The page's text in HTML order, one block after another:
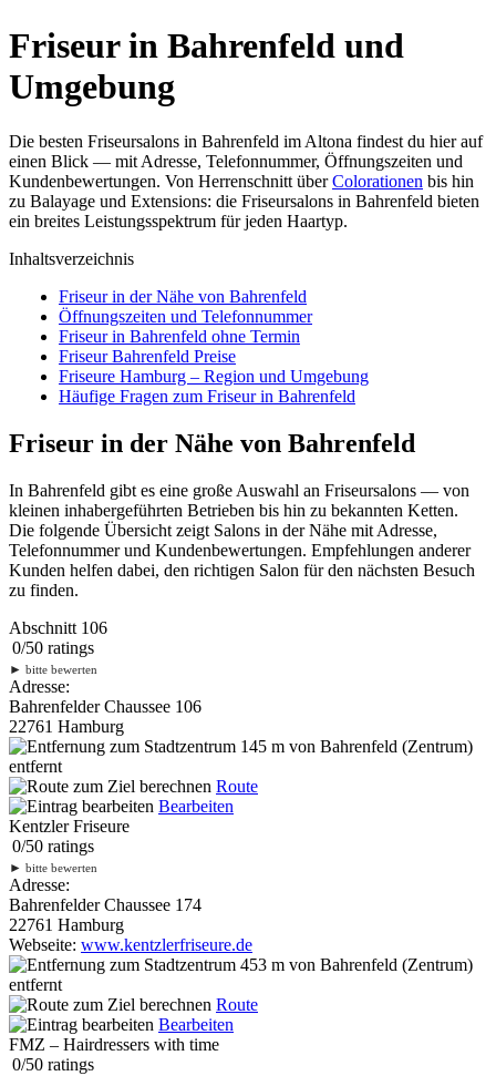
Friseur in Bahrenfeld und
Umgebung
Die besten Friseursalons in Bahrenfeld im Altona findest du hier auf
einen Blick — mit Adresse, Telefonnummer, Öffnungszeiten und
Kundenbewertungen. Von Herrenschnitt überColorationen bis hin
zu Balayage und Extensions: die Friseursalons in Bahrenfeld bieten
ein breites Leistungsspektrum für jeden Haartyp.
Inhaltsverzeichnis
Friseur in der Nähe von Bahrenfeld
Öffnungszeiten und Telefonnummer
Friseur in Bahrenfeld ohne Termin
Friseur Bahrenfeld Preise
Friseure Hamburg – Region und Umgebung
Häufige Fragen zum Friseur in Bahrenfeld
Friseur in der Nähe von Bahrenfeld
In Bahrenfeld gibt es eine große Auswahl an Friseursalons — von
kleinen inhabergeführten Betrieben bis hin zu bekannten Ketten.
Die folgende Übersicht zeigt Salons in der Nähe mit Adresse,
Telefonnummer und Kundenbewertungen. Empfehlungen anderer
Kunden helfen dabei, den richtigen Salon für den nächsten Besuch
zu finden.
Abschnitt 106
0/50 ratings
► bitte bewerten
Adresse:
Bahrenfelder Chaussee 106
22761 Hamburg
145 m von Bahrenfeld (Zentrum)
entfernt
Route
Bearbeiten
Kentzler Friseure
0/50 ratings
► bitte bewerten
Adresse:
Bahrenfelder Chaussee 174
22761 Hamburg
Webseite: www.kentzlerfriseure.de
453 m von Bahrenfeld (Zentrum)
entfernt
Route
Bearbeiten
FMZ – Hairdressers with time
0/50 ratings